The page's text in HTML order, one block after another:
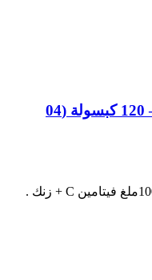
دعم المناعة، فيتامين C مع زنك – 120 كبسولة (04
⭐ – تركيبة قوية لدعم جهاز المناعة 1000ملغ فيتامين C + زنك .